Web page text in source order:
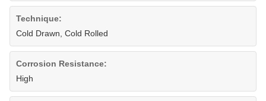
Technique:
Cold Drawn, Cold Rolled
Corrosion Resistance:
High